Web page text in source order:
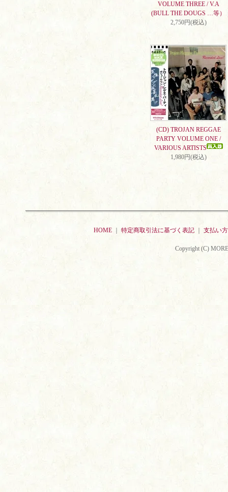
VOLUME THREE / V.A
(BULL THE DOUGS …等）
2,750円(税込)
(CD) TROJAN REGGAE
PARTY VOLUME ONE /
VARIOUS ARTISTS
1,980円(税込)
HOME 特定商取引法に基づく表記 支払い
Copyright (C)